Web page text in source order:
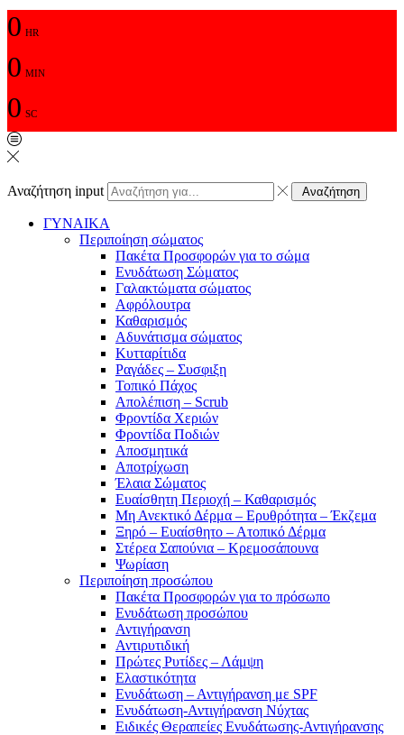
0 HR
0 MIN
0 SC
Αναζήτηση input Αναζήτηση
ΓΥΝΑΙΚΑ
Περιποίηση σώματος
Πακέτα Προσφορών για το σώμα
Ενυδάτωση Σώματος
Γαλακτώματα σώματος
Αφρόλουτρα
Καθαρισμός
Αδυνάτισμα σώματος
Κυτταρίτιδα
Ραγάδες – Συσφιξη
Τοπικό Πάχος
Απολέπιση – Scrub
Φροντίδα Χεριών
Φροντίδα Ποδιών
Αποσμητικά
Αποτρίχωση
Έλαια Σώματος
Ευαίσθητη Περιοχή – Καθαρισμός
Μη Ανεκτικό Δέρμα – Ερυθρότητα – Έκζεμα
Ξηρό – Ευαίσθητο – Ατοπικό Δέρμα
Στέρεα Σαπούνια – Κρεμοσάπουνα
Ψωρίαση
Περιποίηση προσώπου
Πακέτα Προσφορών για το πρόσωπο
Ενυδάτωση προσώπου
Αντιγήρανση
Αντιρυτιδική
Πρώτες Ρυτίδες – Λάμψη
Ελαστικότητα
Ενυδάτωση – Αντιγήρανση με SPF
Ενυδάτωση-Αντιγήρανση Νύχτας
Ειδικές Θεραπείες Ενυδάτωσης-Αντιγήρανσης